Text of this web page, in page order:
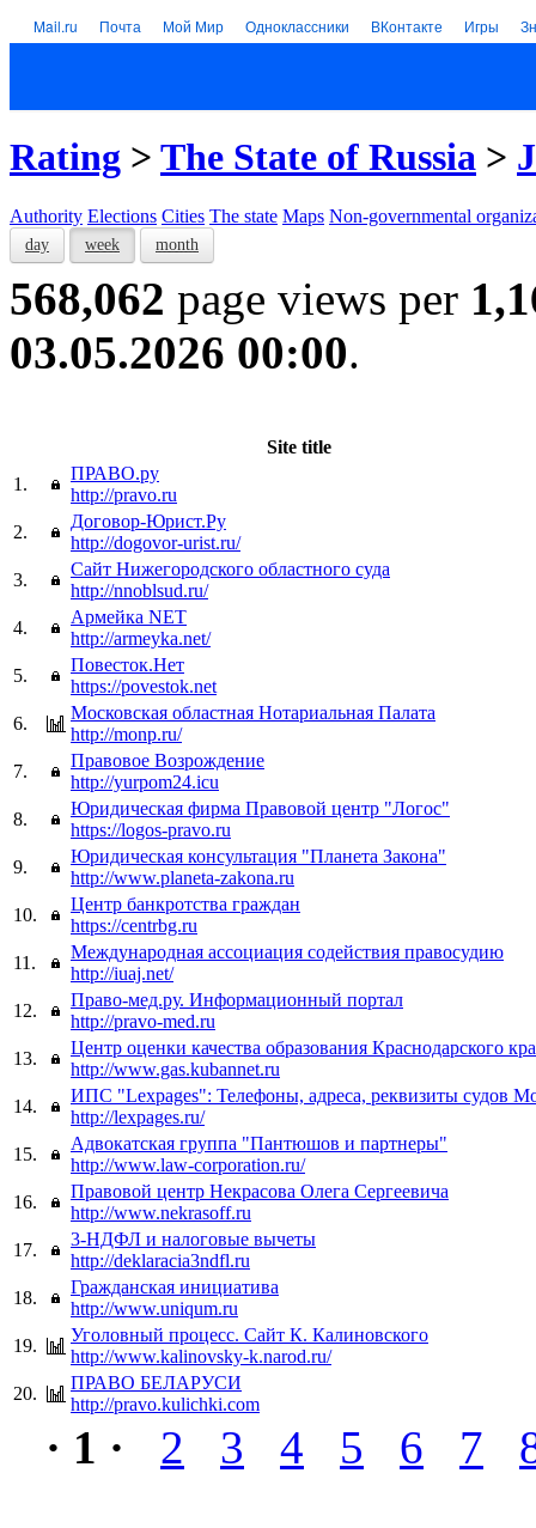
Mail.ru Почта Мой Мир Одноклассники ВКонтакте Игры
Rating > The State of Russia >
Authority Elections Cities The state Maps Non-governmental
day week month
568,062 page views per
03.05.2026 00:00.
Site title
1.
ПРАВО.ру
http://pravo.ru
2.
Договор-Юрист.Ру
http://dogovor-urist.ru/
3.
Сайт Нижегородского областного суда
http://nnoblsud.ru/
4.
Армейка NET
http://armeyka.net/
5.
Повесток.Нет
https://povestok.net
6.
Московская областная Нотариальная Палата
http://monp.ru/
7.
Правовое Возрождение
http://yurpom24.icu
8.
Юридическая фирма Правовой центр "Логос"
https://logos-pravo.ru
9.
Юридическая консультация "Планета Закона"
http://www.planeta-zakona.ru
10.
Центр банкротства граждан
https://centrbg.ru
11.
Международная ассоциация содействия правосудию
http://iuaj.net/
12.
Право-мед.ру. Информационный портал
http://pravo-med.ru
13.
Центр оценки качества образования Краснодарского
http://www.gas.kubannet.ru
14.
ИПС "Lexpages": Телефоны, адреса, реквизиты судов
http://lexpages.ru/
15.
Адвокатская группа "Пантюшов и партнеры"
http://www.law-corporation.ru/
16.
Правовой центр Некрасова Олега Сергеевича
http://www.nekrasoff.ru
17.
3-НДФЛ и налоговые вычеты
http://deklaracia3ndfl.ru
18.
Гражданская инициатива
http://www.uniqum.ru
19.
Уголовный процесс. Сайт К. Калиновского
http://www.kalinovsky-k.narod.ru/
20.
ПРАВО БЕЛАРУСИ
http://pravo.kulichki.com
· 1 · 2 3 4 5 6 7